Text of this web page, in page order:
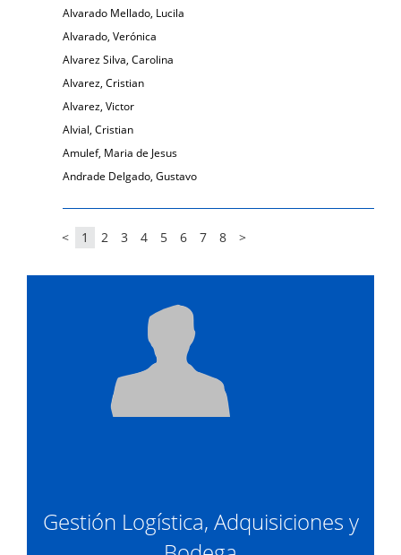
Alvarado Mellado, Lucila
Alvarado, Verónica
Alvarez Silva, Carolina
Alvarez, Cristian
Alvarez, Victor
Alvial, Cristian
Amulef, Maria de Jesus
Andrade Delgado, Gustavo
< 1 2 3 4 5 6 7 8 >
Gestión Logística, Adquisiciones y